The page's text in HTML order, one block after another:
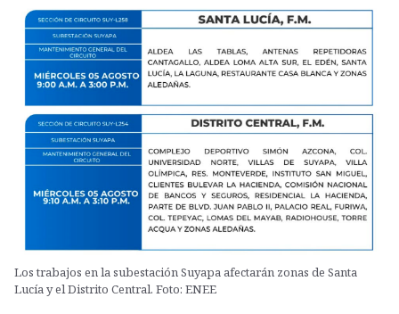
Los trabajos en la subestación Suyapa afectarán zonas de Santa
Lucía y el Distrito Central. Foto: ENEE